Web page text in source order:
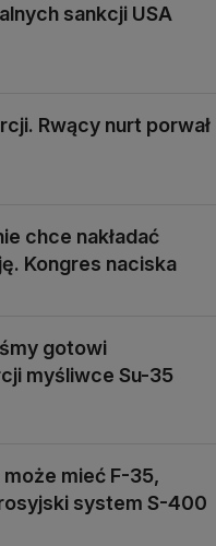
sankcji USA
Rwący nurt porwał
chce nakładać
Kongres naciska
gotowi
myśliwce Su-35
może mieć F-35,
system S-400